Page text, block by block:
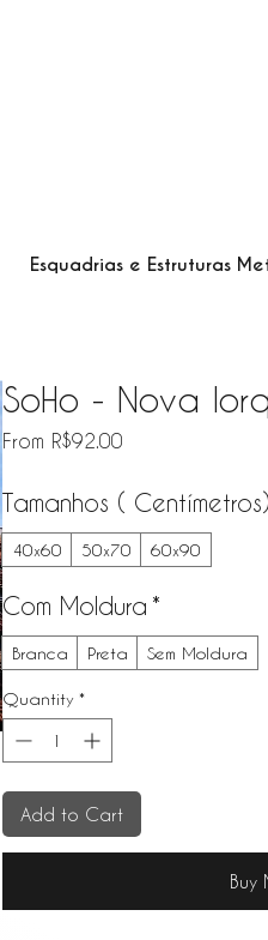
Esquadrias e Estruturas
SoHo - Nova
From R$92.00Sale Price
Tamanhos (
40x60 50x70 60x90
Com Moldura *
Branca Preta Sem Moldura
Quantity *
Add to Cart
Buy